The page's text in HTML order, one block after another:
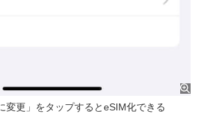
変更」をタップするとeSIM化できる